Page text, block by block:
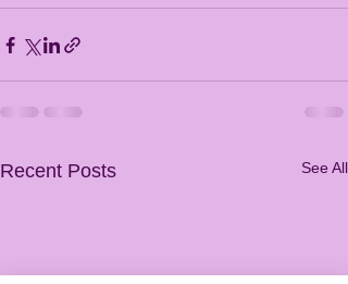
Recent Posts See All